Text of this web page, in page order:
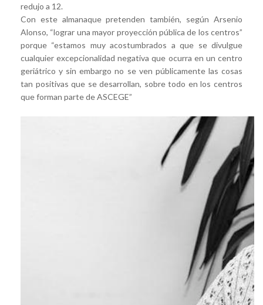
redujo a 12.
Con este almanaque pretenden también, según Arsenio
Alonso, “lograr una mayor proyección pública de los centros”
porque “estamos muy acostumbrados a que se divulgue
cualquier excepcionalidad negativa que ocurra en un centro
geriátrico y sin embargo no se ven públicamente las cosas
tan positivas que se desarrollan, sobre todo en los centros
que forman parte de ASCEGE”